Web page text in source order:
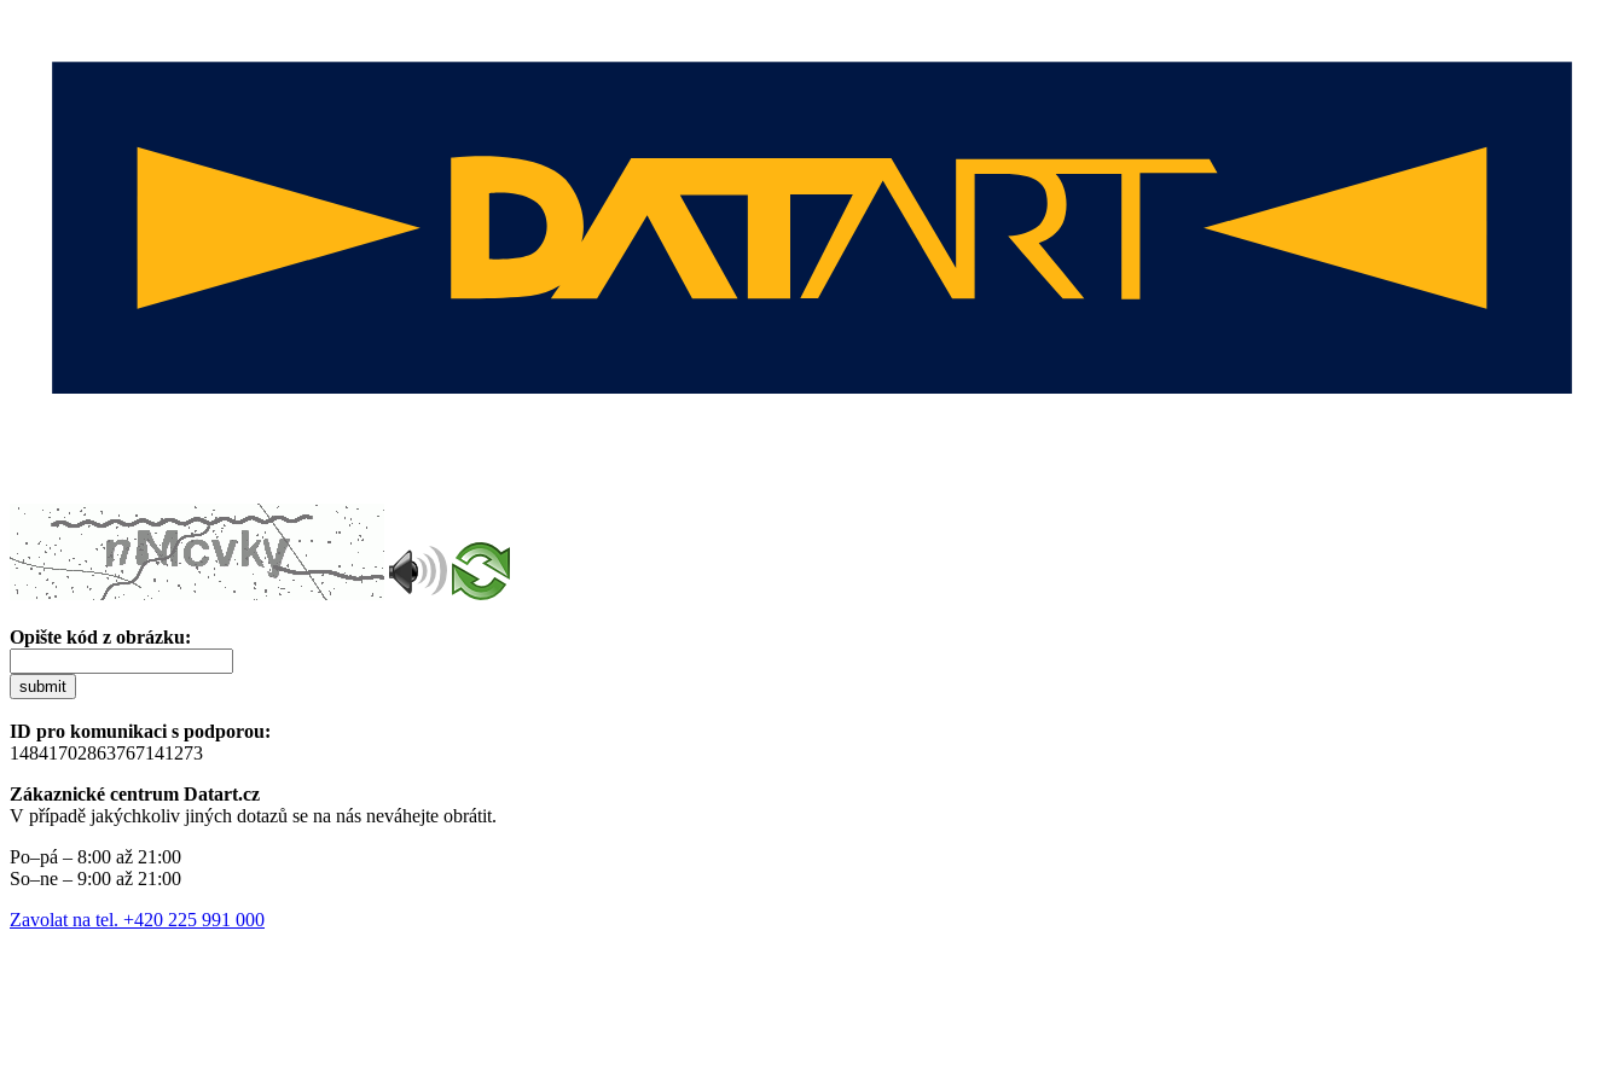
Opište kód z obrázku:
submit
ID pro komunikaci s podporou:
14841702863767141273
Zákaznické centrum Datart.cz
V případě jakýchkoliv jiných dotazů se na nás neváhejte obrátit.
Po–pá – 8:00 až 21:00
So–ne – 9:00 až 21:00
Zavolat na tel. +420 225 991 000